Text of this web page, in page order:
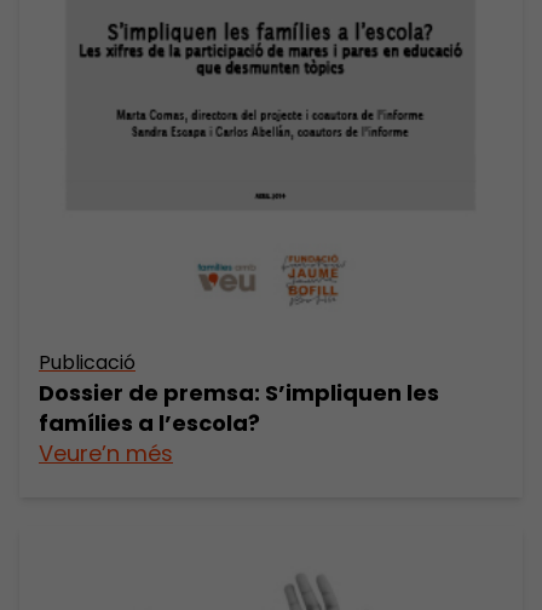
Publicació
Dossier de premsa: S’impliquen les
famílies a l’escola?
Veure’n més